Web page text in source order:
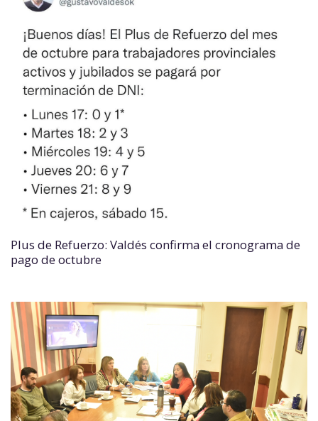
Plus de Refuerzo: Valdés confirma el cronograma de
pago de octubre